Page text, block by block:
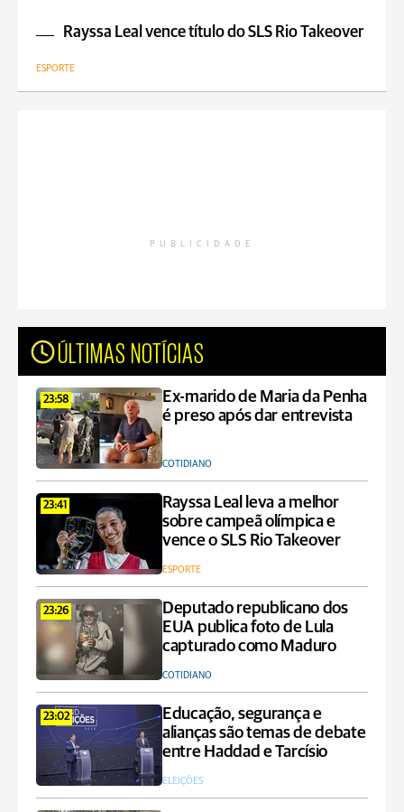
Rayssa Leal vence título do SLS Rio Takeover
ESPORTE
PUBLICIDADE
ÚLTIMAS NOTÍCIAS
23:58
Ex-marido de Maria da Penha
é preso após dar entrevista
COTIDIANO
23:41
Rayssa Leal leva a melhor
sobre campeã olímpica e
vence o SLS Rio Takeover
ESPORTE
23:26
Deputado republicano dos
EUA publica foto de Lula
capturado como Maduro
COTIDIANO
23:02
Educação, segurança e
alianças são temas de debate
entre Haddad e Tarcísio
ELEIÇÕES